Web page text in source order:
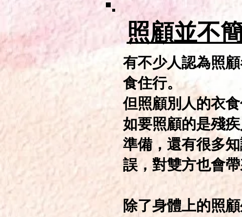
有不少人認為照
食住行。
但照顧別人的衣
如要照顧的是殘
準備，還有很多
誤，對雙方也會帶
除了身體上的照
照顧並不